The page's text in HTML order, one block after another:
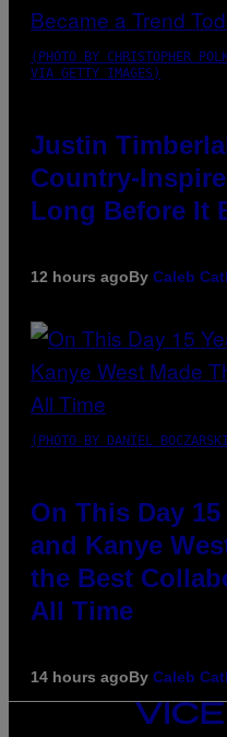
(PHOTO BY CHRISTOPHER
VIA GETTY IMAGES)
Justin
Country-
Long Before It
12 hours agoBy Caleb
(PHOTO BY DANIEL
On This Day
and Kanye
the Best
All Time
14 hours agoBy Caleb
VICE
MEDIA